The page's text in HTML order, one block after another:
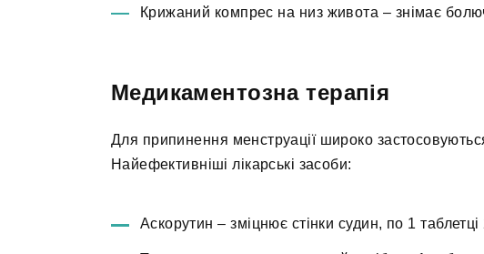
Крижаний компрес на низ живота – знімає
Медикаментозна терапія
Для припинення менструації широко
Найефективніші лікарські засоби:
Аскорутин – зміцнює стінки судин, по 1